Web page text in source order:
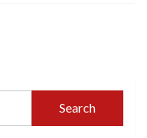
Search